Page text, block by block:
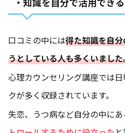
口コミの中には得た知識を自
うとしている人も多くいまし
心理カウンセリング講座では
クが多く収録されています。
失恋、うつ病など自分の中に